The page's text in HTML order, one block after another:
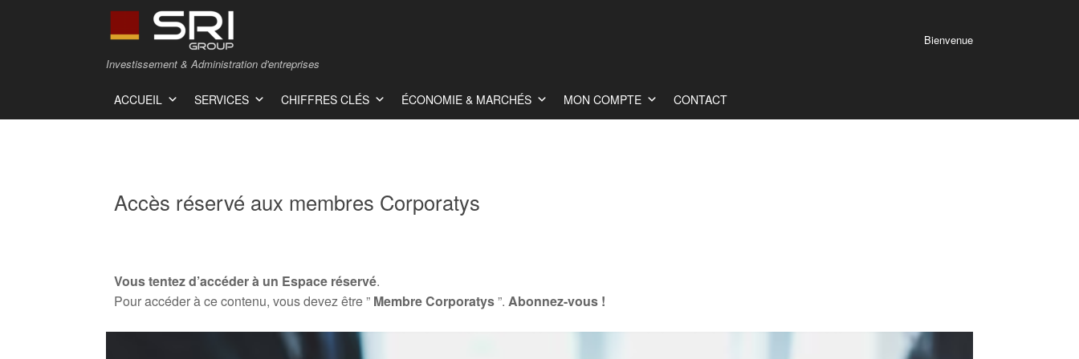
Investissement & Administration d'entreprises
Bienvenue
ACCUEIL SERVICES CHIFFRES CLÉS ÉCONOMIE & MARCHÉS MON COMPTE CONTACT
Accès réservé aux membres Corporatys
Vous tentez d’accéder à un Espace réservé.
Pour accéder à ce contenu, vous devez être ” Membre Corporatys”. Abonnez-vous !